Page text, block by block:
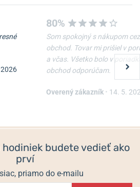
80%
Som spokojný s nákupom cez
obchod. Tovar mi prišiel v
a včas. Všetko bolo v
obchod odporúčam.
Overený zákazník • 14. 5.
budete vedieť ako
prví
priamo do e-mailu